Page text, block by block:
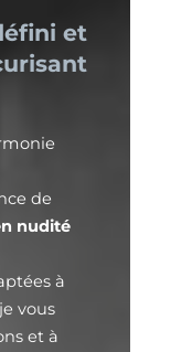
et
de
nudité
à
vous
et à